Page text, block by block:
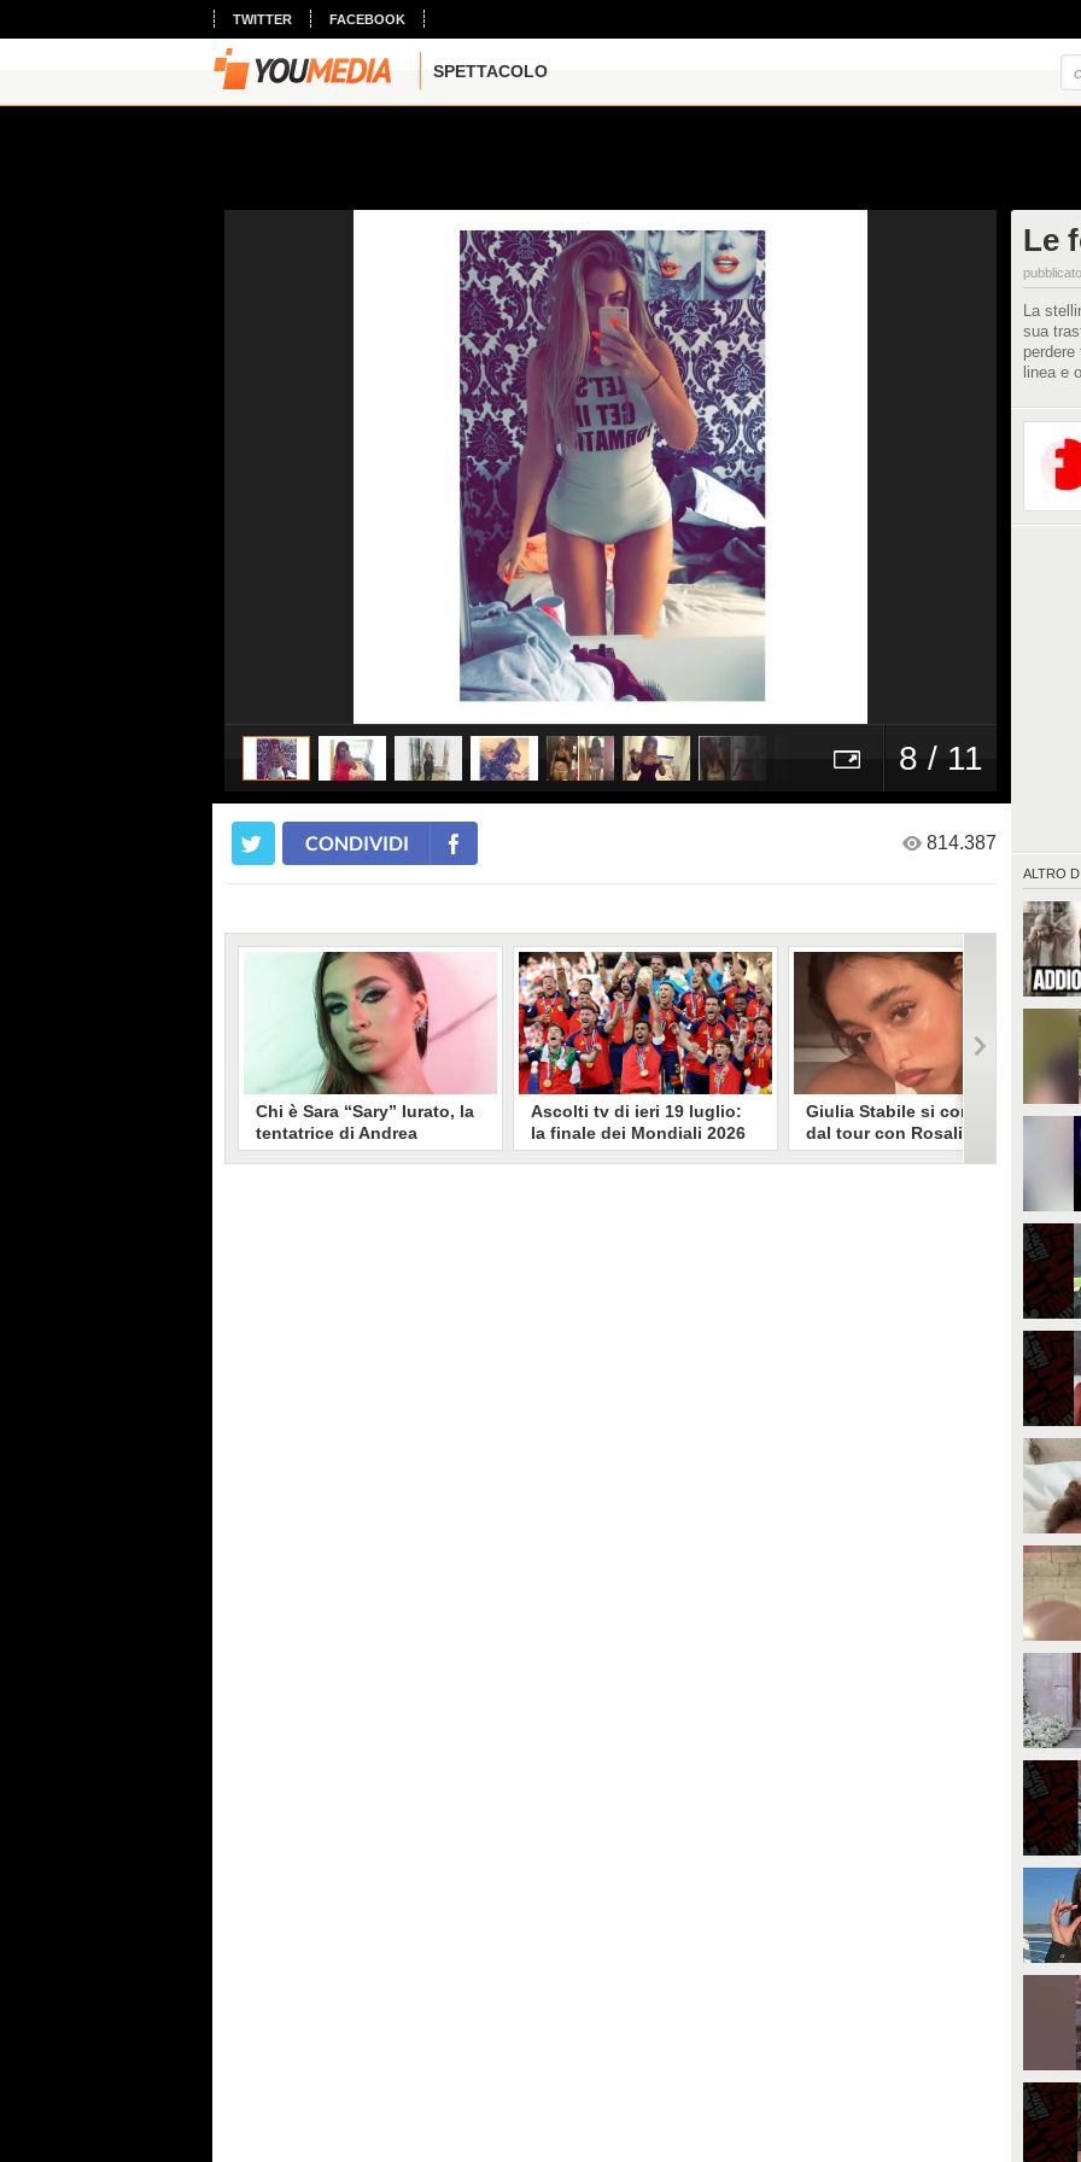
TWITTER FACEBOOK
SPETTACOLO
8 / 11
Le
La
sua
linea e
ALTRO DI
CONDIVIDI 814.387
Chi è Sara “Sary” Iurato, la
tentatrice di Andrea
Petraroli a Temptation
Ascolti tv di ieri 19 luglio:
la finale dei Mondiali 2026
Spagna-Argentina
Giulia Stabile si confessa
dal tour con Rosalia: "Non
sono stata bene, costretta
ballo di Rosalia, Giulia Stabile si è
lasciata andare a una confessione
altri. A volte è già dentro di noi".